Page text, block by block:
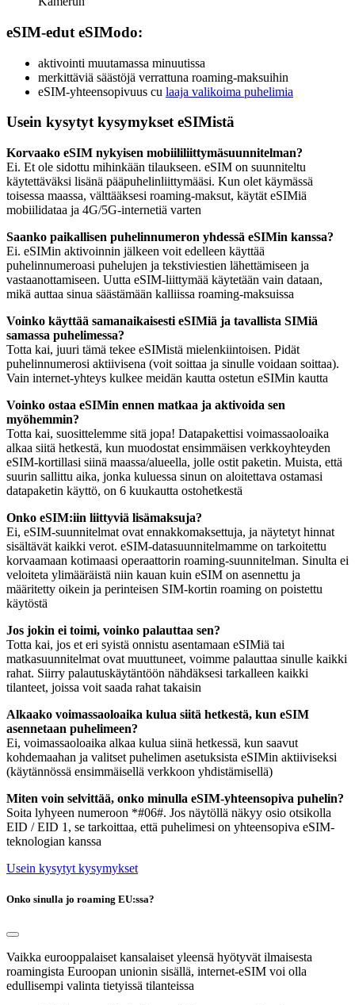
eSIM-edut eSIModo:
aktivointi muutamassa minuutissa
merkittäviä säästöjä verrattuna roaming-maksuihin
eSIM-yhteensopivuus cu laaja valikoima puhelimia
Usein kysytyt kysymykset eSIMistä
Korvaako eSIM nykyisen mobiililiittymäsuunnitelman?
Ei. Et ole sidottu mihinkään tilaukseen. eSIM on suunniteltu
käytettäväksi lisänä pääpuhelinliittymääsi. Kun olet käymässä
toisessa maassa, välttääksesi roaming-maksut, käytät eSIMiä
mobiilidataa ja 4G/5G-internetiä varten
Saanko paikallisen puhelinnumeron yhdessä eSIMin kanssa?
Ei. eSIMin aktivoinnin jälkeen voit edelleen käyttää
puhelinnumeroasi puhelujen ja tekstiviestien lähettämiseen ja
vastaanottamiseen. Uutta eSIM-liittymää käytetään vain dataan,
mikä auttaa sinua säästämään kalliissa roaming-maksuissa
Voinko käyttää samanaikaisesti eSIMiä ja tavallista SIMiä
samassa puhelimessa?
Totta kai, juuri tämä tekee eSIMistä mielenkiintoisen. Pidät
puhelinnumerosi aktiivisena (voit soittaa ja sinulle voidaan soittaa).
Vain internet-yhteys kulkee meidän kautta ostetun eSIMin kautta
Voinko ostaa eSIMin ennen matkaa ja aktivoida sen
myöhemmin?
Totta kai, suosittelemme sitä jopa! Datapakettisi voimassaoloaika
alkaa siitä hetkestä, kun muodostat ensimmäisen verkkoyhteyden
eSIM-kortillasi siinä maassa/alueella, jolle ostit paketin. Muista, että
suurin sallittu aika, jonka kuluessa sinun on aloitettava ostamasi
datapaketin käyttö, on 6 kuukautta ostohetkestä
Onko eSIM:iin liittyviä lisämaksuja?
Ei, eSIM-suunnitelmat ovat ennakkomaksettuja, ja näytetyt hinnat
sisältävät kaikki verot. eSIM-datasuunnitelmamme on tarkoitettu
korvaamaan kotimaasi operaattorin roaming-suunnitelman. Sinulta ei
veloiteta ylimääräistä niin kauan kuin eSIM on asennettu ja
määritetty oikein ja perinteisen SIM-kortin roaming on poistettu
käytöstä
Jos jokin ei toimi, voinko palauttaa sen?
Totta kai, jos et eri syistä onnistu asentamaan eSIMiä tai
matkasuunnitelmat ovat muuttuneet, voimme palauttaa sinulle kaikki
rahat. Siirry palautuskäytäntöön nähdäksesi tarkalleen kaikki
tilanteet, joissa voit saada rahat takaisin
Alkaako voimassaoloaika kulua siitä hetkestä, kun eSIM
asennetaan puhelimeen?
Ei, voimassaoloaika alkaa kulua siinä hetkessä, kun saavut
kohdemaahan ja valitset puhelimen asetuksista eSIMin aktiiviseksi
(käytännössä ensimmäisellä verkkoon yhdistämisellä)
Miten voin selvittää, onko minulla eSIM-yhteensopiva puhelin?
Soita lyhyeen numeroon *#06#. Jos näytöllä näkyy osio otsikolla
EID / EID 1, se tarkoittaa, että puhelimesi on yhteensopiva eSIM-
teknologian kanssa
Usein kysytyt kysymykset
Onko sinulla jo roaming EU:ssa?
Vaikka eurooppalaiset kansalaiset yleensä hyötyvät ilmaisesta
roamingista Euroopan unionin sisällä, internet-eSIM voi olla
edullisempi valinta tietyissä tilanteissa